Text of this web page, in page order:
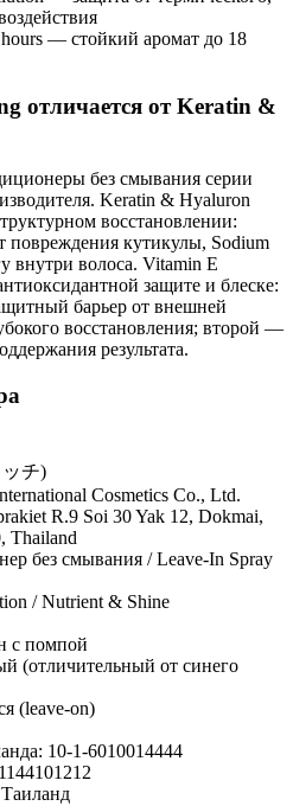
— стойкий аромат до 18
отличается от Keratin &
без смывания серии
Keratin & Hyaluron
восстановлении:
повреждения кутикулы, Sodium
внутри волоса. Vitamin E
защите и блеске:
барьер от внешней
восстановления; второй —
результата.
ッチ)
Cosmetics Co., Ltd.
R.9 Soi 30 Yak 12, Dokmai,
Thailand
без смывания / Leave-In Spray
/ Nutrient & Shine
с помпой
(отличительный от синего
(leave-on)
10-1-6010014444